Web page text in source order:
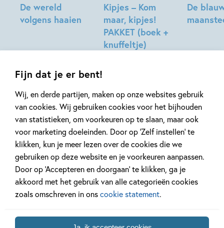
Fijn dat je er bent!
Wij, en derde partijen, maken op onze websites gebruik
van cookies. Wij gebruiken cookies voor het bijhouden
van statistieken, om voorkeuren op te slaan, maar ook
voor marketing doeleinden. Door op ‘Zelf instellen’ te
klikken, kun je meer lezen over de cookies die we
gebruiken op deze website en je voorkeuren aanpassen.
Door op ‘Accepteren en doorgaan’ te klikken, ga je
akkoord met het gebruik van alle categorieën cookies
zoals omschreven in onscookie statement.
De wereld
volgens haaien
Hodge
Kipjes – Kom
maar, kipjes!
PAKKET (boek +
knuffeltje)
De
Artikelen over Gene Luen
Yang
Kinderpanel